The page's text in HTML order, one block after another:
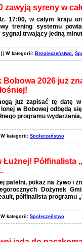
zawyją syreny w
17:00, w całym kraju
trening systemu
sygnał trwający jedną
|| W kategorii: Bezpieczeństwo
Bobowa 2026 już
już zapisać tę datę
w Bobowej odbędą
programu
kategorii: Społeczeństwo
Łużnej! Półfinalista
patelni, pokaz na żywo i
Dożynek
półfinalista programu
kategorii: Społeczeństwo